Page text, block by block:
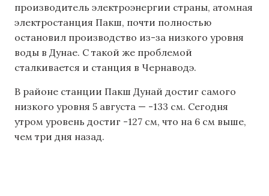
производитель электроэнергии страны, атомная
электростанция Пакш, почти полностью
остановил производство из-за низкого уровня
воды в Дунае. С такой же проблемой
сталкивается и станция в Чернаводэ.
В районе станции Пакш Дунай достиг самого
низкого уровня 5 августа — -133 см. Сегодня
утром уровень достиг -127 см, что на 6 см выше,
чем три дня назад.